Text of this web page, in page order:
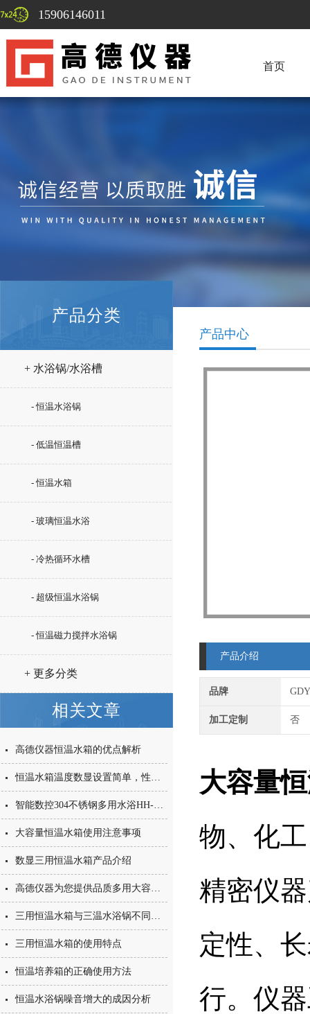
15906146011
首页
产品分类
+ 水浴锅/水浴槽
- 恒温水浴锅
- 低温恒温槽
- 恒温水箱
- 玻璃恒温水浴
- 冷热循环水槽
- 超级恒温水浴锅
- 恒温磁力搅拌水浴锅
+ 更多分类
相关文章
高德仪器恒温水箱的优点解析
恒温水箱温度数显设置简单，性能稳定
智能数控304不锈钢多用水浴HH-W600S三用恒温水箱
大容量恒温水箱使用注意事项
数显三用恒温水箱产品介绍
高德仪器为您提供品质多用大容量恒温水箱
三用恒温水箱与三温水浴锅不同点的介绍
三用恒温水箱的使用特点
恒温培养箱的正确使用方法
恒温水浴锅噪音增大的成因分析
产品中心
产品介绍
品牌
加工定制 否
大容量
物、化
精密仪
定性、
行。仪